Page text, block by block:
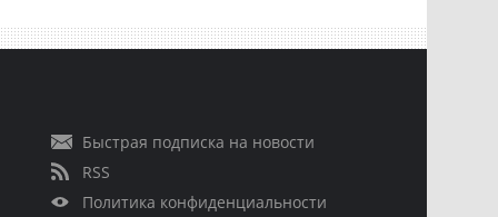
Быстрая подписка на новости
RSS
Политика конфиденциальности